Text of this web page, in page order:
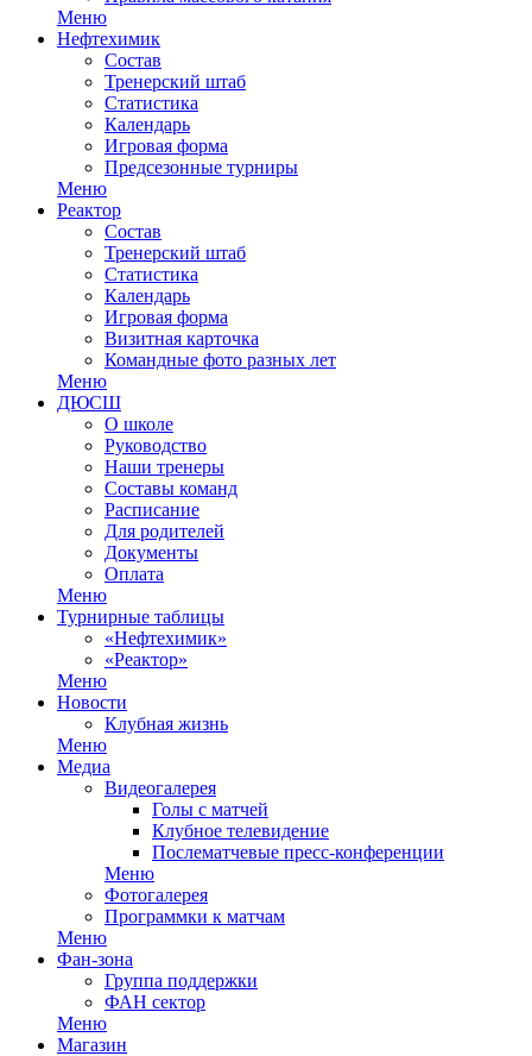
Меню
Нефтехимик
Состав
Тренерский штаб
Статистика
Календарь
Игровая форма
Предсезонные турниры
Меню
Реактор
Состав
Тренерский штаб
Статистика
Календарь
Игровая форма
Визитная карточка
Командные фото разных лет
Меню
ДЮСШ
О школе
Руководство
Наши тренеры
Составы команд
Расписание
Для родителей
Документы
Оплата
Меню
Турнирные таблицы
«Нефтехимик»
«Реактор»
Меню
Новости
Клубная жизнь
Меню
Медиа
Видеогалерея
Голы с матчей
Клубное телевидение
Послематчевые пресс-конференции
Меню
Фотогалерея
Программки к матчам
Меню
Фан-зона
Группа поддержки
ФАН сектор
Меню
Магазин